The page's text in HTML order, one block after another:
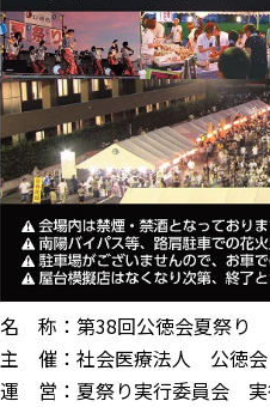
名 称：第38回公徳会夏祭り
主 催：社会医療法人 公徳会
運 営：夏祭り実行委員会